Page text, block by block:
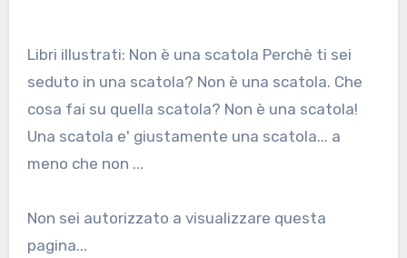
Libri illustrati: Non è una scatola Perchè ti sei
seduto in una scatola? Non è una scatola. Che
cosa fai su quella scatola? Non è una scatola!
Una scatola e' giustamente una scatola... a
meno che non ...
Non sei autorizzato a visualizzare questa
pagina...